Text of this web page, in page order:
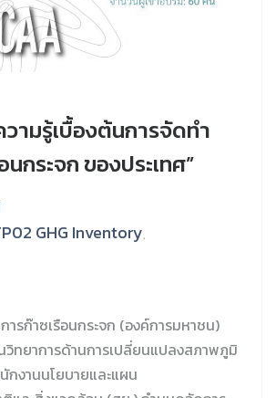
วามรู้เบื้องต้นการจัดทำ
กระจก ของประเทศ”
GHG Inventory,
ารก๊าซเรือนกระจก (องค์การมหาชน)
ทยาการด้านการเปลี่ยนแปลงสภาพภูมิ
กงานนโยบายและแผน